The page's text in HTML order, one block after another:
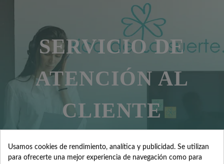
SERVICIO DE
ATENCIÓN AL
CLIENTE
Contacta con nosotros +34 965 731 401
Usamos cookies de rendimiento, analítica y publicidad. Se utilizan
para ofrecerte una mejor experiencia de navegación como para